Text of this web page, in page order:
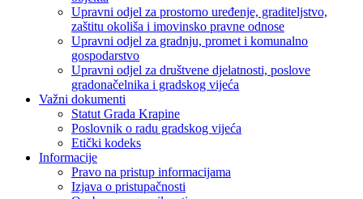
Upravni odjel za prostorno uređenje, graditeljstvo,
zaštitu okoliša i imovinsko pravne odnose
Upravni odjel za gradnju, promet i komunalno
gospodarstvo
Upravni odjel za društvene djelatnosti, poslove
gradonačelnika i gradskog vijeća
Važni dokumenti
Statut Grada Krapine
Poslovnik o radu gradskog vijeća
Etički kodeks
Informacije
Pravo na pristup informacijama
Izjava o pristupačnosti